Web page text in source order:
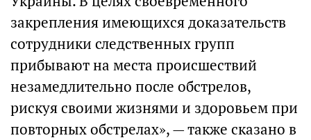
закрепления имеющихся доказательств
сотрудники следственных групп
прибывают на места происшествий
незамедлительно после обстрелов,
рискуя своими жизнями и здоровьем при
повторных обстрелах», — также сказано в